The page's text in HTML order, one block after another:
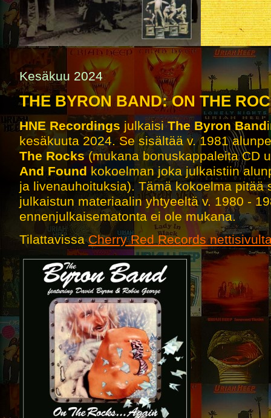
Kesäkuu 2024
THE BYRON BAND: ON THE
HNE Recordings julkaisiThe Byron Band
kesäkuuta 2024. Se sisältää v. 1981
The Rocks(mukana bonuskappaleita CD
And Foundkokoelman joka julkaistiin
ja livenauhoituksia). Tämä kokoelma pitää
julkaistun materiaalin yhtyeeltä v. 1980 -
ennenjulkaisematonta ei ole mukana.
TilattavissaCherry Red Records